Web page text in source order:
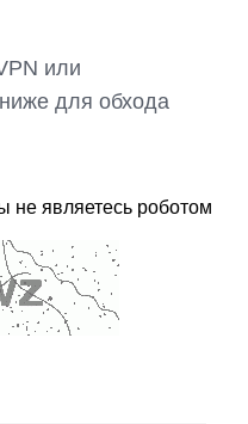
или
для обхода
не являетесь роботом